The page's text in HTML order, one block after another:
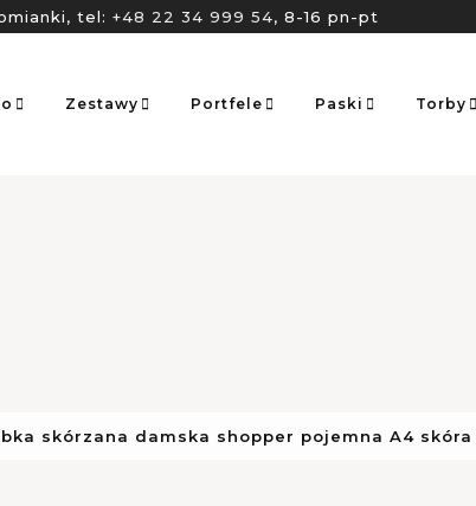
tel: +48 22 34 999 54, 8-16 pn-pt
Zestawy Portfele Paski Torby
skórzana damska shopper pojemna A4